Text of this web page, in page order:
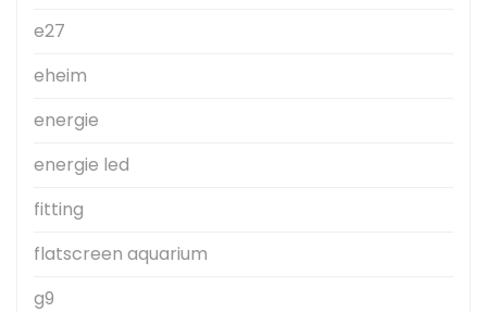
e27
eheim
energie
energie led
fitting
flatscreen aquarium
g9